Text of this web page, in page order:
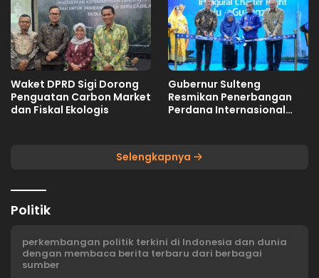
Waket DPRD Sigi Dorong
Penguatan Carbon Market
dan Fiskal Ekologis
Gubernur Sulteng
Resmikan Penerbangan
Perdana Internasional
Selengkapnya
Politik
perkembangan politik terkini di Indonesia dan dunia
dengan membaca berita terbaru dari berbagai
sumber